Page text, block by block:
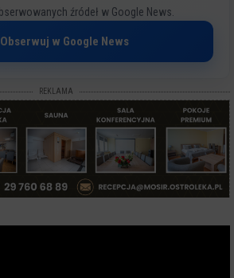
źródeł w Google News.
Obserwuj w Google News
REKLAMA